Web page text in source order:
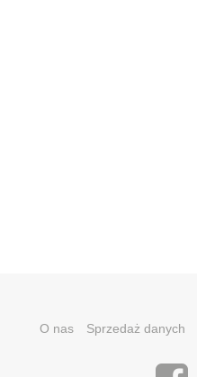
O nas Sprzedaż danych